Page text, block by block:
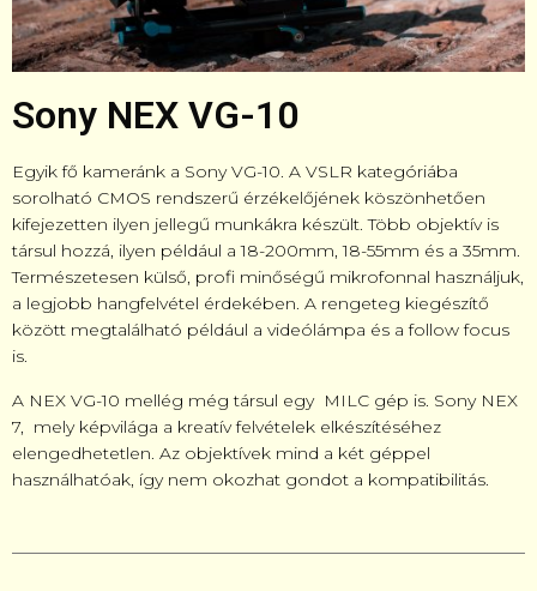
Sony NEX VG-10
Egyik fő kameránk a Sony VG-10. A VSLR kategóriába
sorolható CMOS rendszerű érzékelőjének köszönhetően
kifejezetten ilyen jellegű munkákra készült. Több objektív is
társul hozzá, ilyen például a 18-200mm, 18-55mm és a 35mm.
Természetesen külső, profi minőségű mikrofonnal használjuk,
a legjobb hangfelvétel érdekében. A rengeteg kiegészítő
között megtalálható például a videólámpa és a follow focus
is.
A NEX VG-10 mellég még társul egy MILC gép is. Sony NEX
7, mely képvilága a kreatív felvételek elkészítéséhez
elengedhetetlen. Az objektívek mind a két géppel
használhatóak, így nem okozhat gondot a kompatibilitás.